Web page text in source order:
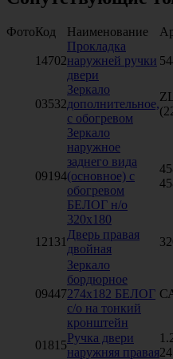
ФотоКод Наименование
14702
Прокладка
наружней ручки
двери
03532
Зеркало
дополнительное,
с обогревом
09194
Зеркало
наружное
заднего вида
(основное) с
обогревом
БЕЛОГ н/о
320х180
12131
Дверь правая
двойная
09447
Зеркало
бордюрное
274х182 БЕЛОГ
с/о на тонкий
кронштейн
01815
Ручка двери
наружняя правая